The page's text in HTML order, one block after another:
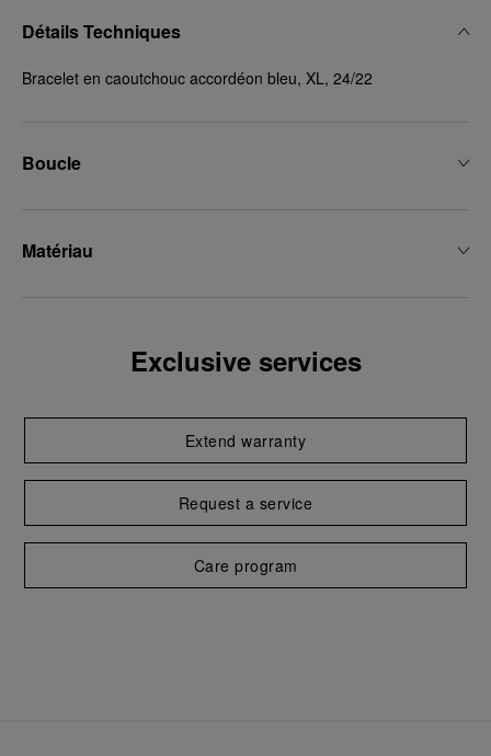
Détails Techniques
Bracelet en caoutchouc accordéon bleu, XL, 24/22
Boucle
Matériau
Exclusive services
Extend warranty
Request a service
Care program